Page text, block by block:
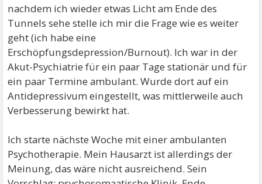
nachdem ich wieder etwas Licht am Ende des
Tunnels sehe stelle ich mir die Frage wie es weiter
geht (ich habe eine
Erschöpfungsdepression/Burnout). Ich war in der
Akut-Psychiatrie für ein paar Tage stationär und für
ein paar Termine ambulant. Wurde dort auf ein
Antidepressivum eingestellt, was mittlerweile auch
Verbesserung bewirkt hat.
Ich starte nächste Woche mit einer ambulanten
Psychotherapie. Mein Hausarzt ist allerdings der
Meinung, das wäre nicht ausreichend. Sein